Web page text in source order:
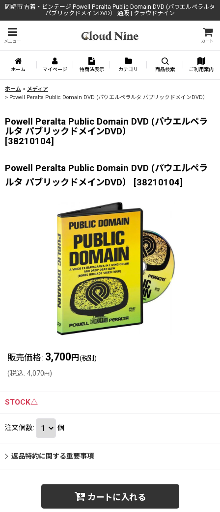
岡崎市 古着・ビンテージ Powell Peralta Public Domain DVD (パウエルペラルタ
パブリックドメインDVD） 通販 | クラウドナイン
メニュー カート
ホーム マイページ 特商法表示 カテゴリ 商品検索 ご利用案内
ホーム > メディア
> Powell Peralta Public Domain DVD (パウエルペラルタ パブリックドメインDVD）
Powell Peralta Public Domain DVD (パウエルペラ
ルタ パブリックドメインDVD）
[38210104]
Powell Peralta Public Domain DVD (パウエルペラ
ルタ パブリックドメインDVD）
[38210104]
販売価格: 3,700 円 (税別)
(税込: 4,070円)
STOCK△
注文個数: 個
返品特約に関する重要事項
カートに入れる